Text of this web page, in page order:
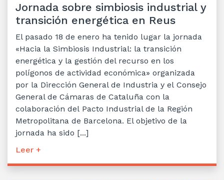
Jornada sobre simbiosis industrial y
transición energética en Reus
El pasado 18 de enero ha tenido lugar la jornada
«Hacia la Simbiosis Industrial: la transición
energética y la gestión del recurso en los
polígonos de actividad económica» organizada
por la Dirección General de Industria y el Consejo
General de Cámaras de Cataluña con la
colaboración del Pacto Industrial de la Región
Metropolitana de Barcelona. El objetivo de la
jornada ha sido [...]
Leer +